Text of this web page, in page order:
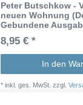
Peter Butschkow -
neuen Wohnung
Gebundene
8,95 € *
In den
*inkl. ges. MwSt. zzgl.